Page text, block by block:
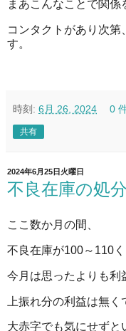
まあこんなことで関係
コンタクトがあり次
す。
時刻: 6月 26, 2024 0
共有
2024年6月25日火曜日
不良在庫の処分
ここ数か月の間、
不良在庫が100～110
今月は思ったよりも利
上振れ分の利益は無く
大赤字でも気にせず